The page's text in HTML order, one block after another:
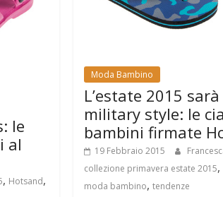
le
al
, Hotsand,
Moda Bambino
L’estate 2015
military style: le
bambini firmate
19 Febbraio 2015
collezione primavera estate 2015,
moda bambino,tendenze